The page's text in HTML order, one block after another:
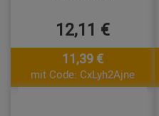
12,11 €
11,39 €
mit Code: CxLyh2Ajne